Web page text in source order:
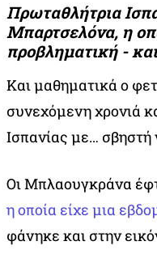
Πρωταθλήτρια
Μπαρτσελόνα, η
προβληματική -
Και μαθηματικά ο
συνεχόμενη χρονιά
Ισπανίας με… σβηστή
Οι Μπλαουγκράνα
η οποία είχε μια
φάνηκε και στην